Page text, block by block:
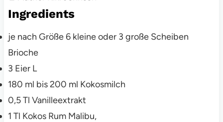
Ingredients
je nach Größe 6 kleine oder 3 große Scheiben
Brioche
3 Eier L
180 ml bis 200 ml Kokosmilch
0,5Tl Vanilleextrakt
1 Tl Kokos Rum Malibu,